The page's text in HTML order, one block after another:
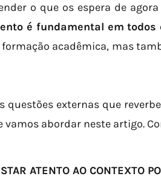
o que os espera de
é fundamental em todos
formação acadêmica, mas
questões externas que
vamos abordar neste artigo.
ATENTO AO CONTEXTO